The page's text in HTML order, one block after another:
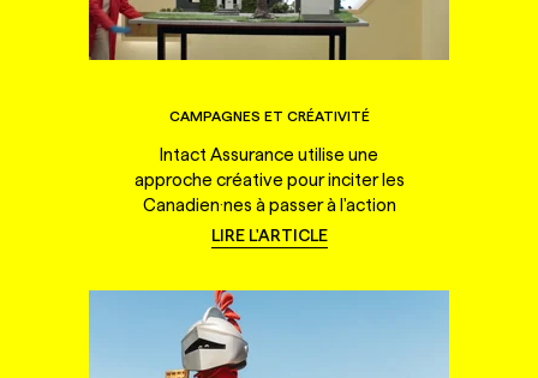
CAMPAGNES ET CRÉATIVITÉ
Intact Assurance utilise une
approche créative pour inciter les
Canadien·nes à passer à l'action
LIRE L'ARTICLE